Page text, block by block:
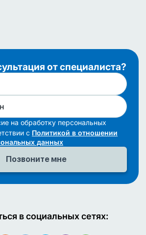
от специалиста?
на обработку персональных
с Политикой в отношении
данных
в социальных сетях: